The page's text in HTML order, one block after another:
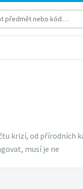
krizí, od přírodních
musí je ne